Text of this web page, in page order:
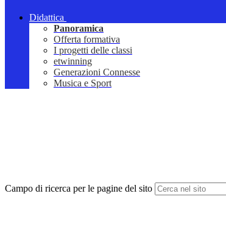
Didattica
Panoramica
Offerta formativa
I progetti delle classi
etwinning
Generazioni Connesse
Musica e Sport
Campo di ricerca per le pagine del sito